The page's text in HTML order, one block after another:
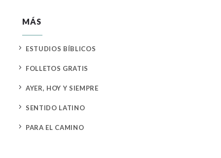
MÁS
5 ESTUDIOS BÍBLICOS
5 FOLLETOS GRATIS
5 AYER, HOY Y SIEMPRE
5 SENTIDO LATINO
5 PARA EL CAMINO